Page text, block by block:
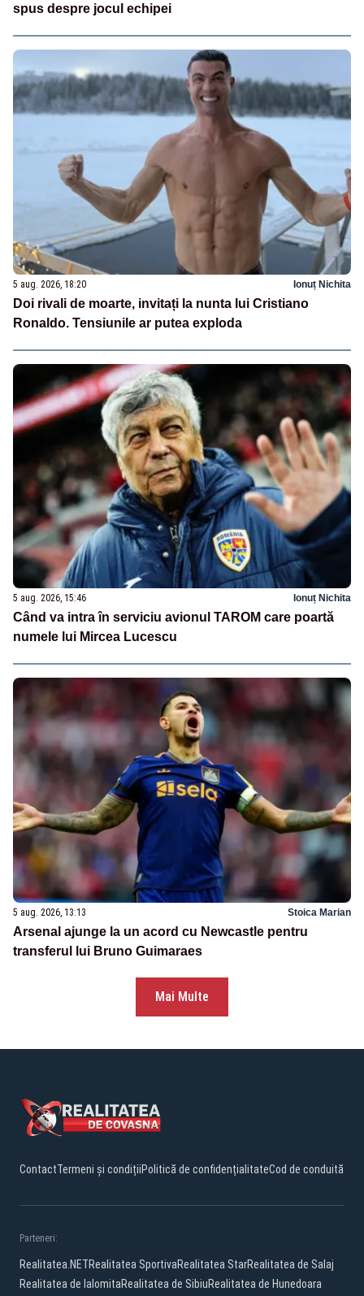
spus despre jocul echipei
5 aug. 2026, 18:20 Ionuț Nichita
Doi rivali de moarte, invitați la nunta lui Cristiano
Ronaldo. Tensiunile ar putea exploda
5 aug. 2026, 15:46 Ionuț Nichita
Când va intra în serviciu avionul TAROM care poartă
numele lui Mircea Lucescu
5 aug. 2026, 13:13 Stoica Marian
Arsenal ajunge la un acord cu Newcastle pentru
transferul lui Bruno Guimaraes
Mai Multe
ContactTermeni și condițiiPolitică de confidențialitateCod de conduită
Parteneri:
Realitatea.NETRealitatea SportivaRealitatea StarRealitatea de Salaj
Realitatea de IalomitaRealitatea de SibiuRealitatea de Hunedoara